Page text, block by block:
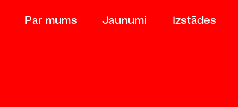
Par mums Jaunumi Izstādes